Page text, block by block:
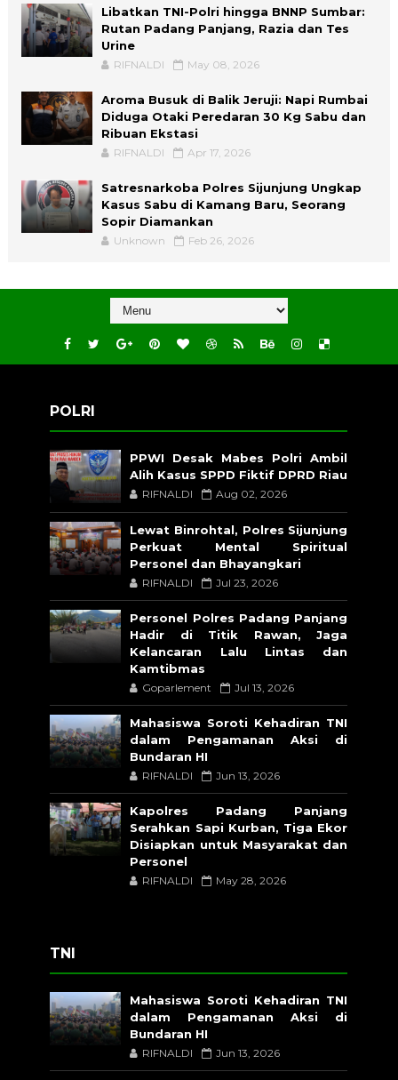
Libatkan TNI-Polri hingga BNNP Sumbar:
Rutan Padang Panjang, Razia dan Tes
Urine
RIFNALDI May 08, 2026
Aroma Busuk di Balik Jeruji: Napi Rumbai
Diduga Otaki Peredaran 30 Kg Sabu dan
Ribuan Ekstasi
RIFNALDI Apr 17, 2026
Satresnarkoba Polres Sijunjung Ungkap
Kasus Sabu di Kamang Baru, Seorang
Sopir Diamankan
Unknown Feb 26, 2026
POLRI
PPWI Desak Mabes Polri Ambil
Alih Kasus SPPD Fiktif DPRD Riau
RIFNALDI Aug 02, 2026
Lewat Binrohtal, Polres Sijunjung
Perkuat Mental Spiritual
Personel dan Bhayangkari
RIFNALDI Jul 23, 2026
Personel Polres Padang Panjang
Hadir di Titik Rawan, Jaga
Kelancaran Lalu Lintas dan
Kamtibmas
Goparlement Jul 13, 2026
Mahasiswa Soroti Kehadiran TNI
dalam Pengamanan Aksi di
Bundaran HI
RIFNALDI Jun 13, 2026
Kapolres Padang Panjang
Serahkan Sapi Kurban, Tiga Ekor
Disiapkan untuk Masyarakat dan
Personel
RIFNALDI May 28, 2026
TNI
Mahasiswa Soroti Kehadiran TNI
dalam Pengamanan Aksi di
Bundaran HI
RIFNALDI Jun 13, 2026